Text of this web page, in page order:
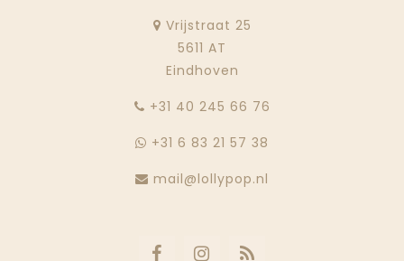
Vrijstraat 25
5611 AT
Eindhoven
‭+31 40 245 66 76
+31 6 83 21 57 38
mail@lollypop.nl